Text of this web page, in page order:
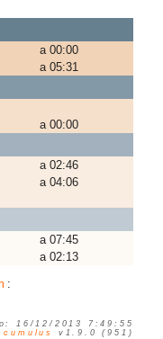
a 00:00
a 05:31
a 00:00
a 02:46
a 04:06
a 07:45
a 02:13
:
16/12/2013 7:49:55
cumulus v1.9.0 (951)